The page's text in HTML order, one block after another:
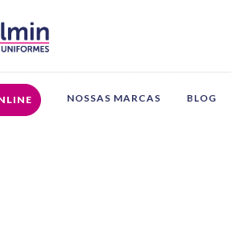
NOSSAS MARCAS BLOG